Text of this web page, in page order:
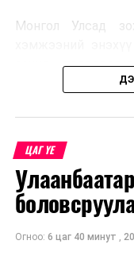
Монгол Улсад
зочид,
мэргэжлийн
зохион
ангилал,
хариуцлага,
мэргэжлийн
өгчээ.
ЦАГ ҮЕ
Огноо: 6 цаг 40 минут ,